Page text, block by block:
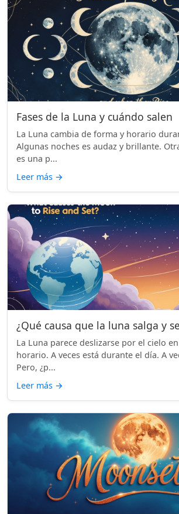
Fases de la Luna y cuándo salen
La Luna cambia de forma y horario
Algunas noches es audaz y brillante.
es una p...
Leer más →
¿Qué causa que la luna salga y
La Luna parece deslizarse por el cielo
horario. A veces está durante el día. A
Pero, ¿p...
Leer más →